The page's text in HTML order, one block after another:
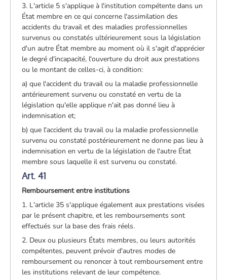
3. L'article 5 s'applique à l'institution compétente dans un
État membre en ce qui concerne l'assimilation des
accidents du travail et des maladies professionnelles
survenus ou constatés ultérieurement sous la législation
d'un autre État membre au moment où il s'agit d'apprécier
le degré d'incapacité, l'ouverture du droit aux prestations
ou le montant de celles-ci, à condition:
a) que l'accident du travail ou la maladie professionnelle
antérieurement survenu ou constaté en vertu de la
législation qu'elle applique n'ait pas donné lieu à
indemnisation et;
b) que l'accident du travail ou la maladie professionnelle
survenu ou constaté postérieurement ne donne pas lieu à
indemnisation en vertu de la législation de l'autre État
membre sous laquelle il est survenu ou constaté.
Art. 41
Remboursement entre institutions
1. L'article 35 s'applique également aux prestations visées
par le présent chapitre, et les remboursements sont
effectués sur la base des frais réels.
2. Deux ou plusieurs États membres, ou leurs autorités
compétentes, peuvent prévoir d'autres modes de
remboursement ou renoncer à tout remboursement entre
les institutions relevant de leur compétence.